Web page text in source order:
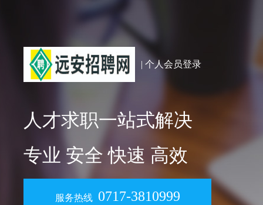
| 个人会员登录
人才求职一站式解决
专业 安全 快速 高效
服务热线 0717-3810999